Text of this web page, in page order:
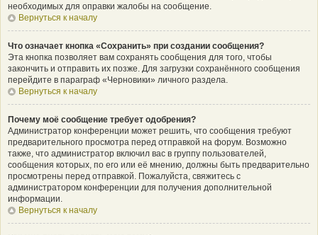
необходимых для оправки жалобы на сообщение.
Вернуться к началу
Что означает кнопка «Сохранить» при создании сообщения?
Эта кнопка позволяет вам сохранять сообщения для того, чтобы
закончить и отправить их позже. Для загрузки сохранённого сообщения
перейдите в параграф «Черновики» личного раздела.
Вернуться к началу
Почему моё сообщение требует одобрения?
Администратор конференции может решить, что сообщения требуют
предварительного просмотра перед отправкой на форум. Возможно
также, что администратор включил вас в группу пользователей,
сообщения которых, по его или её мнению, должны быть предварительно
просмотрены перед отправкой. Пожалуйста, свяжитесь с
администратором конференции для получения дополнительной
информации.
Вернуться к началу